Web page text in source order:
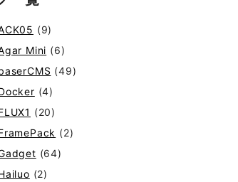
(9)
Mini (6)
(49)
(4)
(20)
(2)
(64)
(2)